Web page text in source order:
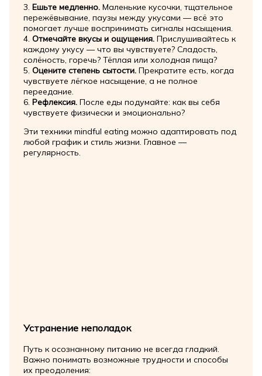
3. Ешьте медленно.Маленькие кусочки, тщательное
пережёвывание, паузы между укусами — всё это
помогает лучше воспринимать сигналы насыщения.
4. Отмечайте вкусы и ощущения.Прислушивайтесь к
каждому укусу — что вы чувствуете? Сладость,
солёность, горечь? Тёплая или холодная пища?
5. Оцените степень сытости.Прекратите есть, когда
чувствуете лёгкое насыщение, а не полное
переедание.
6. Рефлексия.После еды подумайте: как вы себя
чувствуете физически и эмоционально?
Эти техники mindful eating можно адаптировать под
любой график и стиль жизни. Главное —
регулярность.
Устранение неполадок
Путь к осознанному питанию не всегда гладкий.
Важно понимать возможные трудности и способы
их преодоления: